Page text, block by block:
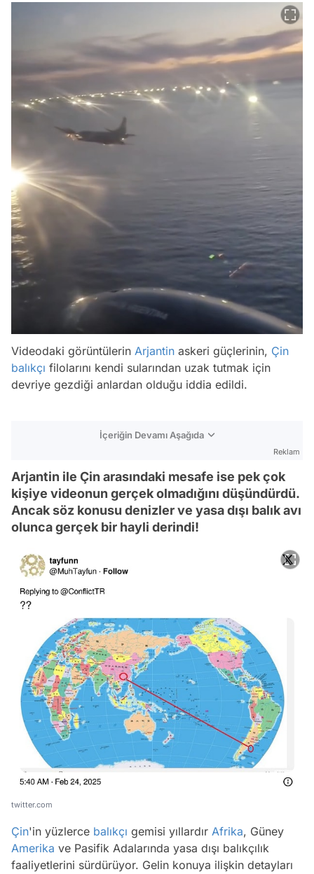
Videodaki görüntülerin Arjantin askeri güçlerinin, Çin
balıkçı filolarını kendi sularından uzak tutmak için
devriye gezdiği anlardan olduğu iddia edildi.
İçeriğin Devamı Aşağıda
Reklam
Arjantin ile Çin arasındaki mesafe ise pek çok
kişiye videonun gerçek olmadığını düşündürdü.
Ancak söz konusu denizler ve yasa dışı balık avı
olunca gerçek bir hayli derindi!
twitter.com
Çin'in yüzlerce balıkçı gemisi yıllardır Afrika, Güney
Amerika ve Pasifik Adalarında yasa dışı balıkçılık
faaliyetlerini sürdürüyor. Gelin konuya ilişkin detayları